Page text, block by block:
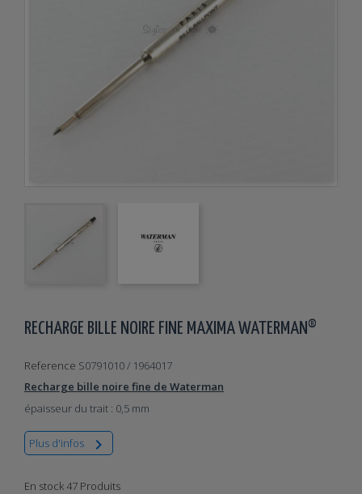
RECHARGE BILLE NOIRE FINE MAXIMA WATERMAN®
Reference S0791010 / 1964017
Recharge bille noire fine de Waterman
épaisseur du trait : 0,5 mm
Plus d'infos 
En stock47 Produits